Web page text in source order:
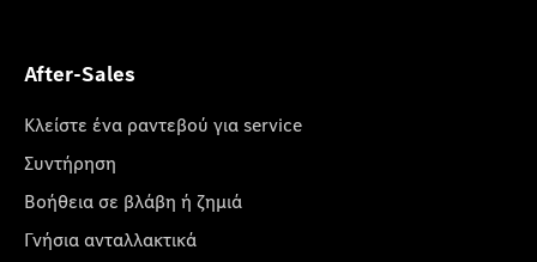
After-Sales
Κλείστε ένα ραντεβού για service
Συντήρηση
Βοήθεια σε βλάβη ή ζημιά
Γνήσια ανταλλακτικά